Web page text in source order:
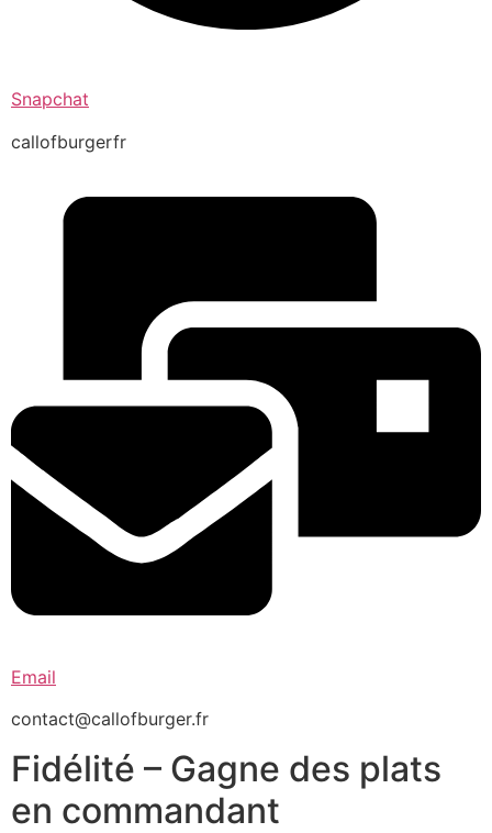
Snapchat
callofburgerfr
Email
contact@callofburger.fr
Fidélité – Gagne des plats
en commandant